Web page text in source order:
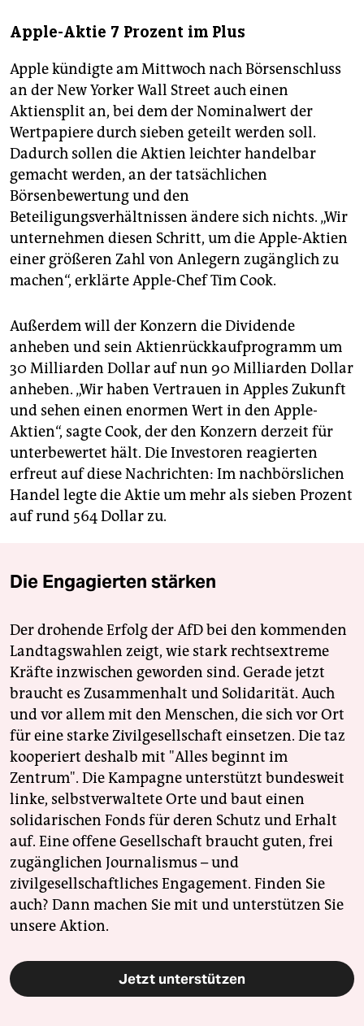
Apple-Aktie 7 Prozent im Plus
Apple kündigte am Mittwoch nach Börsenschluss
an der New Yorker Wall Street auch einen
Aktiensplit an, bei dem der Nominalwert der
Wertpapiere durch sieben geteilt werden soll.
Dadurch sollen die Aktien leichter handelbar
gemacht werden, an der tatsächlichen
Börsenbewertung und den
Beteiligungsverhältnissen ändere sich nichts. „Wir
unternehmen diesen Schritt, um die Apple-Aktien
einer größeren Zahl von Anlegern zugänglich zu
machen“, erklärte Apple-Chef Tim Cook.
Außerdem will der Konzern die Dividende
anheben und sein Aktienrückkaufprogramm um
30 Milliarden Dollar auf nun 90 Milliarden Dollar
anheben. „Wir haben Vertrauen in Apples Zukunft
und sehen einen enormen Wert in den Apple-
Aktien“, sagte Cook, der den Konzern derzeit für
unterbewertet hält. Die Investoren reagierten
erfreut auf diese Nachrichten: Im nachbörslichen
Handel legte die Aktie um mehr als sieben Prozent
auf rund 564 Dollar zu.
Die Engagierten stärken
Der drohende Erfolg der AfD bei den kommenden
Landtagswahlen zeigt, wie stark rechtsextreme
Kräfte inzwischen geworden sind. Gerade jetzt
braucht es Zusammenhalt und Solidarität. Auch
und vor allem mit den Menschen, die sich vor Ort
für eine starke Zivilgesellschaft einsetzen. Die taz
kooperiert deshalb mit "Alles beginnt im
Zentrum". Die Kampagne unterstützt bundesweit
linke, selbstverwaltete Orte und baut einen
solidarischen Fonds für deren Schutz und Erhalt
auf. Eine offene Gesellschaft braucht guten, frei
zugänglichen Journalismus – und
zivilgesellschaftliches Engagement. Finden Sie
auch? Dann machen Sie mit und unterstützen Sie
unsere Aktion.
Jetzt unterstützen